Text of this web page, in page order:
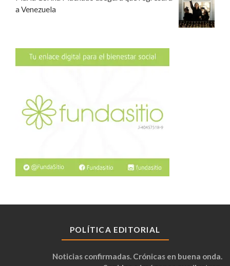
a Venezuela
POLÍTICA EDITORIAL
Noticias confirmadas. Crónicas en buena onda.